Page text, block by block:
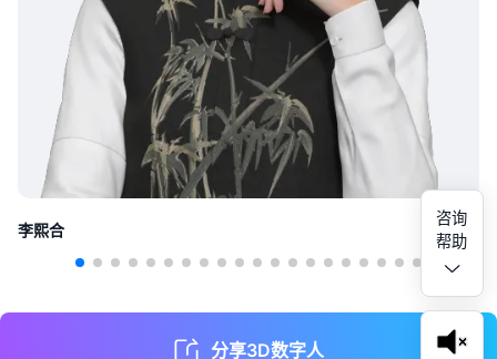
李熙合
分享3D数字人
咨询
帮助